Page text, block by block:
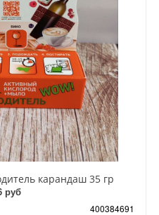
карандаш 35 гр
руб
400384691